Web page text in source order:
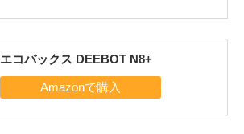
エコバックス DEEBOT N8+